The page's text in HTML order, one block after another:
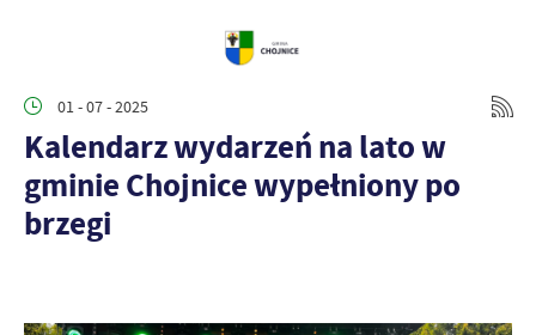
01 - 07 - 2025
Kalendarz wydarzeń na lato w
gminie Chojnice wypełniony po
brzegi